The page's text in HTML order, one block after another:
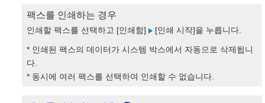
팩스를 인쇄하는 경우
인쇄할 팩스를 선택하고 [인쇄함] [인쇄 시작]을 누릅니다.
* 인쇄된 팩스의 데이터가 시스템 박스에서 자동으로 삭제됩니
다.
* 동시에 여러 팩스를 선택하여 인쇄할 수 없습니다.